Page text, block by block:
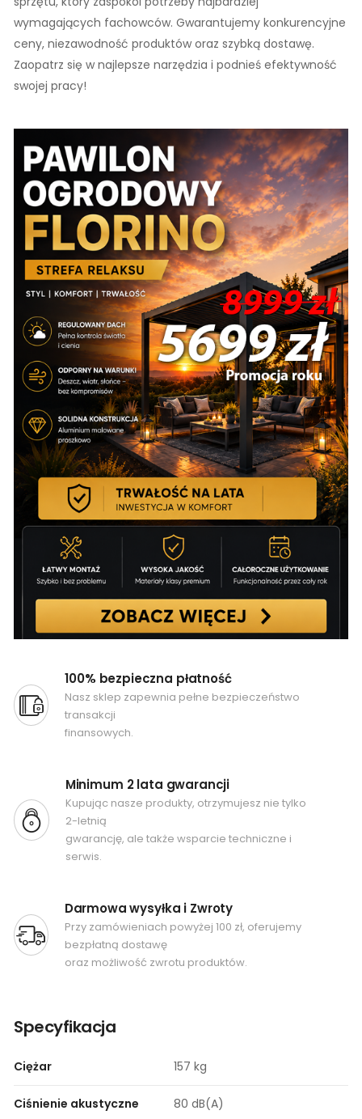
wymagających fachowców. Gwarantujemy konkurencyjne
ceny, niezawodność produktów oraz szybką dostawę.
Zaopatrz się w najlepsze narzędzia i podnieś efektywność
swojej pracy!
100% bezpieczna płatność
Nasz sklep zapewnia pełne bezpieczeństwo
transakcji
finansowych.
Minimum 2 lata gwarancji
Kupując nasze produkty, otrzymujesz nie tylko
2-letnią
gwarancję, ale także wsparcie techniczne i
serwis.
Darmowa wysyłka i Zwroty
Przy zamówieniach powyżej 100 zł, oferujemy
bezpłatną dostawę
oraz możliwość zwrotu produktów.
Specyfikacja
Ciężar 157 kg
Ciśnienie akustyczne 80 dB(A)